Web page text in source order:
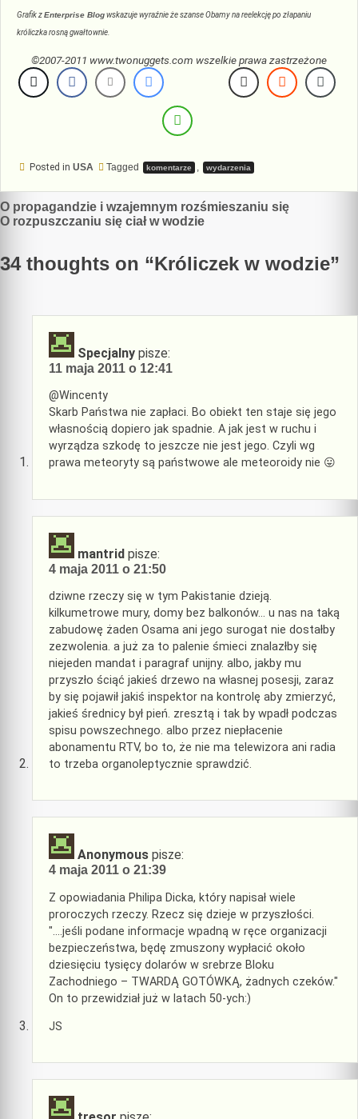
Grafik zEnterprise Blogwskazuje wyraźnie że szanse Obamy na reelekcjępo złapaniu
króliczka rosnągwałtownie.
©2007-2011 www.twonuggets.com wszelkie prawa zastrzeżone
Posted in USA Tagged komentarze , wydarzenia
Nawigacja
wpisu
O propagandzie i wzajemnym rozśmieszaniu się
O rozpuszczaniu się ciał w wodzie
34 thoughts on “Króliczek w wodzie”
Specjalny pisze:
11 maja 2011 o 12:41
@Wincenty
Skarb Państwa nie zapłaci. Bo obiekt ten staje się jego
własnością dopiero jak spadnie. A jak jest w ruchu i
wyrządza szkodę to jeszcze nie jest jego. Czyli wg
prawa meteoryty są państwowe ale meteoroidy nie 😛
mantrid pisze:
4 maja 2011 o 21:50
dziwne rzeczy się w tym Pakistanie dzieją.
kilkumetrowe mury, domy bez balkonów… u nas na taką
zabudowę żaden Osama ani jego surogat nie dostałby
zezwolenia. a już za to palenie śmieci znalazłby się
niejeden mandat i paragraf unijny. albo, jakby mu
przyszło ściąć jakieś drzewo na własnej posesji, zaraz
by się pojawił jakiś inspektor na kontrolę aby zmierzyć,
jakieś średnicy był pień. zresztą i tak by wpadł podczas
spisu powszechnego. albo przez niepłacenie
abonamentu RTV, bo to, że nie ma telewizora ani radia
to trzeba organoleptycznie sprawdzić.
Anonymous pisze:
4 maja 2011 o 21:39
Z opowiadania Philipa Dicka, który napisał wiele
proroczych rzeczy. Rzecz się dzieje w przyszłości.
"….jeśli podane informacje wpadną w ręce organizacji
bezpieczeństwa, będę zmuszony wypłacić około
dziesięciu tysięcy dolarów w srebrze Bloku
Zachodniego – TWARDĄ GOTÓWKĄ, żadnych czeków."
On to przewidział już w latach 50-ych:)
JS